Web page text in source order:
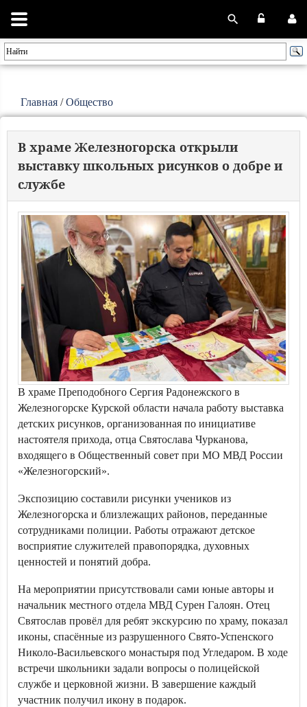
Главная /Общество
В храме Железногорска открыли
выставку школьных рисунков о добре и
службе
В храме Преподобного Сергия Радонежского в
Железногорске Курской области начала работу выставка
детских рисунков, организованная по инициативе
настоятеля прихода, отца Святослава Чурканова,
входящего в Общественный совет при МО МВД России
«Железногорский».
Экспозицию составили рисунки учеников из
Железногорска и близлежащих районов, переданные
сотрудниками полиции. Работы отражают детское
восприятие служителей правопорядка, духовных
ценностей и понятий добра.
На мероприятии присутствовали сами юные авторы и
начальник местного отдела МВД Сурен Галоян. Отец
Святослав провёл для ребят экскурсию по храму, показал
иконы, спасённые из разрушенного Свято-Успенского
Николо-Васильевского монастыря под Угледаром. В ходе
встречи школьники задали вопросы о полицейской
службе и церковной жизни. В завершение каждый
участник получил икону в подарок.